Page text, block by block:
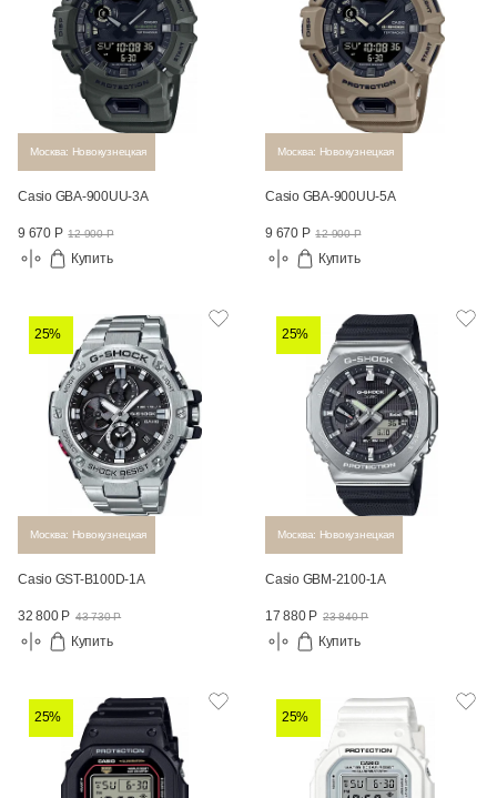
Москва: Новокузнецкая
Casio GBA-900UU-3A
9 670 Р 12 900 Р
Купить
Москва: Новокузнецкая
Casio GBA-900UU-5A
9 670 Р 12 900 Р
Купить
25%
Москва: Новокузнецкая
Casio GST-B100D-1A
32 800 Р 43 730 Р
Купить
25%
Москва: Новокузнецкая
Casio GBM-2100-1A
17 880 Р 23 840 Р
Купить
25% 25%